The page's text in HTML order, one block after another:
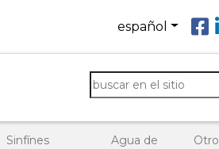
español
Sinfínes
Agua de